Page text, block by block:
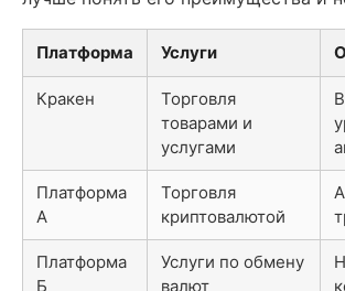
Платформа Услуги
Кракен
Торговля
товарами и
услугами
Платформа
А
Торговля
криптовалютой
Платформа
Б
Услуги по обмену
валют